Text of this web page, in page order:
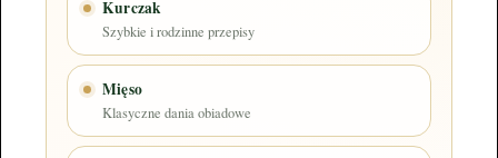
Kurczak
Szybkie i rodzinne przepisy
Mięso
Klasyczne dania obiadowe